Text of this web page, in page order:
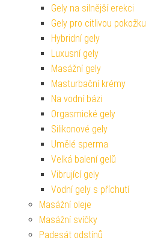
Gely na silnější erekci
Gely pro citlivou pokožku
Hybridní gely
Luxusní gely
Masážní gely
Masturbační krémy
Na vodní bázi
Orgasmické gely
Silikonové gely
Umělé sperma
Velká balení gelů
Vibrující gely
Vodní gely s příchutí
Masážní oleje
Masážní svíčky
Padesát odstínů